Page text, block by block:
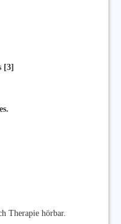
[3]
Therapie hörbar.